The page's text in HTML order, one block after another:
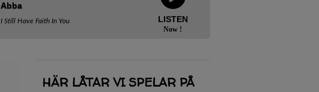
LISTEN
Now !
Abba
I Still Have Faith In You
HÄR LÅTAR VI SPELAR PÅ